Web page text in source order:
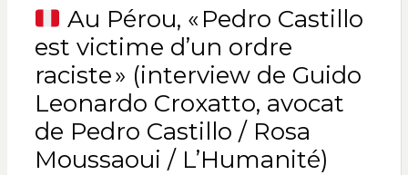
ON
Au Pérou, « Pedro Castillo
est victime d’un ordre
raciste » (interview de Guido
Leonardo Croxatto, avocat
de Pedro Castillo / Rosa
Moussaoui / L’Humanité)